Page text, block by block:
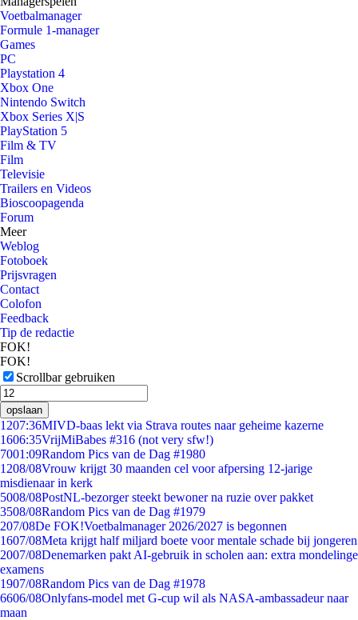
Voetbalmanager
Formule 1-manager
Games
PC
Playstation 4
Xbox One
Nintendo Switch
Xbox Series X|S
PlayStation 5
Film & TV
Film
Televisie
Trailers en Videos
Bioscoopagenda
Forum
Meer
Weblog
Fotoboek
Prijsvragen
Contact
Colofon
Feedback
Tip de redactie
FOK!
FOK!
Scrollbar gebruiken
opslaan
1207:36MIVD-baas lekt via Strava routes naar geheime kazerne
1606:35VrijMiBabes #316 (not very sfw!)
7001:09Random Pics van de Dag #1980
1208/08Vrouw krijgt 30 maanden cel voor afpersing 12-jarige
misdienaar in kerk
5008/08PostNL-bezorger steekt bewoner na ruzie over pakket
3508/08Random Pics van de Dag #1979
207/08De FOK!Voetbalmanager 2026/2027 is begonnen
1607/08Meta krijgt half miljard boete voor mentale schade bij jongeren
2007/08Denemarken pakt AI-gebruik in scholen aan: extra mondelinge
examens
1907/08Random Pics van de Dag #1978
6606/08Onlyfans-model met G-cup wil als NASA-ambassadeur naar
maan